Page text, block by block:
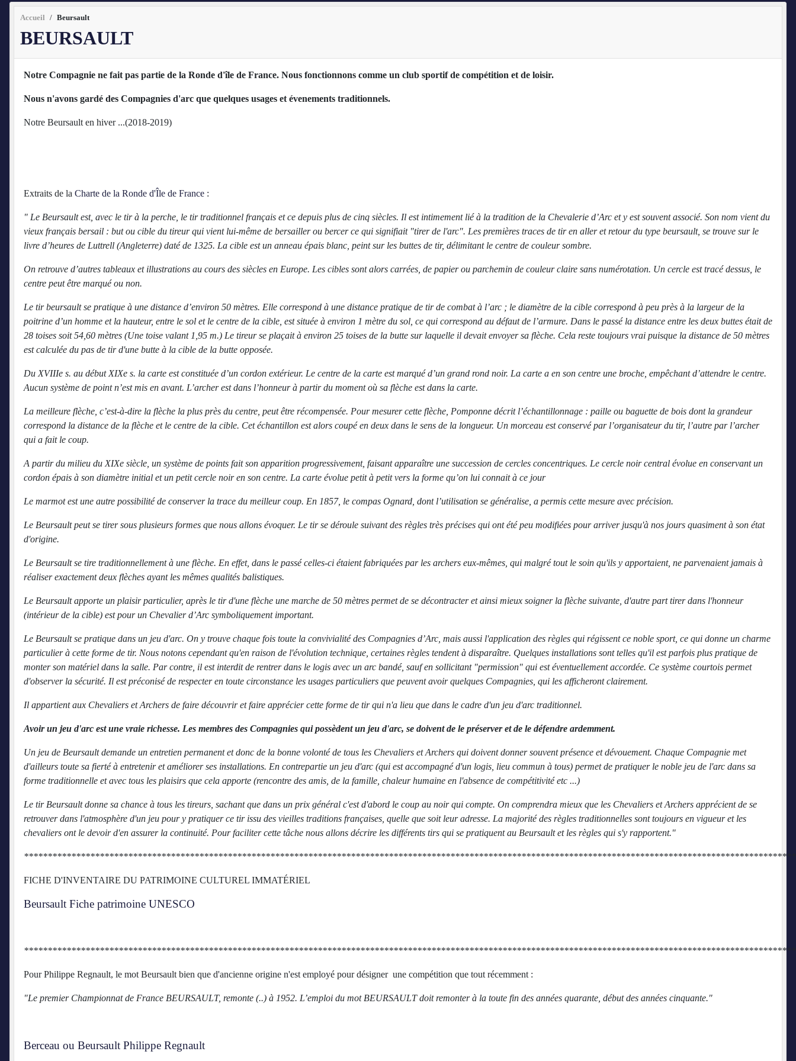
Accueil Beursault
BEURSAULT
Notre Compagnie ne fait pas partie de la Ronde d'île de France. Nous fonctionnons comme un club sportif de compétition et de loisir.
Nous n'avons gardé des Compagnies d'arc que quelques usages et évenements traditionnels.
Notre Beursault en hiver ...(2018-2019)
Extraits de la Charte de la Ronde d'Île de France :
" Le Beursault est, avec le tir à la perche, le tir traditionnel français et ce depuis plus de cinq siècles. Il est intimement lié à la tradition de la Chevalerie d’Arc et y est souvent associé. Son nom vient du
vieux français bersail : but ou cible du tireur qui vient lui-même de bersailler ou bercer ce qui signifiait "tirer de l'arc". Les premières traces de tir en aller et retour du type beursault, se trouve sur le
livre d’heures de Luttrell (Angleterre) daté de 1325. La cible est un anneau épais blanc, peint sur les buttes de tir, délimitant le centre de couleur sombre.
On retrouve d’autres tableaux et illustrations au cours des siècles en Europe. Les cibles sont alors carrées, de papier ou parchemin de couleur claire sans numérotation. Un cercle est tracé dessus, le
centre peut être marqué ou non.
Le tir beursault se pratique à une distance d’environ 50 mètres. Elle correspond à une distance pratique de tir de combat à l’arc ; le diamètre de la cible correspond à peu près à la largeur de la
poitrine d’un homme et la hauteur, entre le sol et le centre de la cible, est située à environ 1 mètre du sol, ce qui correspond au défaut de l’armure. Dans le passé la distance entre les deux buttes était de
28 toises soit 54,60 mètres (Une toise valant 1,95 m.) Le tireur se plaçait à environ 25 toises de la butte sur laquelle il devait envoyer sa flèche. Cela reste toujours vrai puisque la distance de 50 mètres
est calculée du pas de tir d'une butte à la cible de la butte opposée.
Du XVIIIe s. au début XIXe s. la carte est constituée d’un cordon extérieur. Le centre de la carte est marqué d’un grand rond noir. La carte a en son centre une broche, empêchant d’attendre le centre.
Aucun système de point n’est mis en avant. L’archer est dans l’honneur à partir du moment où sa flèche est dans la carte.
La meilleure flèche, c’est-à-dire la flèche la plus près du centre, peut être récompensée. Pour mesurer cette flèche, Pomponne décrit l’échantillonnage : paille ou baguette de bois dont la grandeur
correspond la distance de la flèche et le centre de la cible. Cet échantillon est alors coupé en deux dans le sens de la longueur. Un morceau est conservé par l’organisateur du tir, l’autre par l’archer
qui a fait le coup.
A partir du milieu du XIXe siècle, un système de points fait son apparition progressivement, faisant apparaître une succession de cercles concentriques. Le cercle noir central évolue en conservant un
cordon épais à son diamètre initial et un petit cercle noir en son centre. La carte évolue petit à petit vers la forme qu’on lui connait à ce jour
Le marmot est une autre possibilité de conserver la trace du meilleur coup. En 1857, le compas Ognard, dont l’utilisation se généralise, a permis cette mesure avec précision.
Le Beursault peut se tirer sous plusieurs formes que nous allons évoquer. Le tir se déroule suivant des règles très précises qui ont été peu modifiées pour arriver jusqu'à nos jours quasiment à son état
d'origine.
Le Beursault se tire traditionnellement à une flèche. En effet, dans le passé celles-ci étaient fabriquées par les archers eux-mêmes, qui malgré tout le soin qu'ils y apportaient, ne parvenaient jamais à
réaliser exactement deux flèches ayant les mêmes qualités balistiques.
Le Beursault apporte un plaisir particulier, après le tir d'une flèche une marche de 50 mètres permet de se décontracter et ainsi mieux soigner la flèche suivante, d'autre part tirer dans l'honneur
(intérieur de la cible) est pour un Chevalier d’Arc symboliquement important.
Le Beursault se pratique dans un jeu d'arc. On y trouve chaque fois toute la convivialité des Compagnies d’Arc, mais aussi l'application des règles qui régissent ce noble sport, ce qui donne un charme
particulier à cette forme de tir. Nous notons cependant qu'en raison de l'évolution technique, certaines règles tendent à disparaître. Quelques installations sont telles qu'il est parfois plus pratique de
monter son matériel dans la salle. Par contre, il est interdit de rentrer dans le logis avec un arc bandé, sauf en sollicitant "permission" qui est éventuellement accordée. Ce système courtois permet
d'observer la sécurité. Il est préconisé de respecter en toute circonstance les usages particuliers que peuvent avoir quelques Compagnies, qui les afficheront clairement.
Il appartient aux Chevaliers et Archers de faire découvrir et faire apprécier cette forme de tir qui n'a lieu que dans le cadre d'un jeu d'arc traditionnel.
Avoir un jeu d'arc est une vraie richesse. Les membres des Compagnies qui possèdent un jeu d'arc, se doivent de le préserver et de le défendre ardemment.
Un jeu de Beursault demande un entretien permanent et donc de la bonne volonté de tous les Chevaliers et Archers qui doivent donner souvent présence et dévouement. Chaque Compagnie met
d'ailleurs toute sa fierté à entretenir et améliorer ses installations. En contrepartie un jeu d'arc (qui est accompagné d'un logis, lieu commun à tous) permet de pratiquer le noble jeu de l'arc dans sa
forme traditionnelle et avec tous les plaisirs que cela apporte (rencontre des amis, de la famille, chaleur humaine en l'absence de compétitivité etc ...)
Le tir Beursault donne sa chance à tous les tireurs, sachant que dans un prix général c'est d'abord le coup au noir qui compte. On comprendra mieux que les Chevaliers et Archers apprécient de se
retrouver dans l'atmosphère d'un jeu pour y pratiquer ce tir issu des vieilles traditions françaises, quelle que soit leur adresse. La majorité des règles traditionnelles sont toujours en vigueur et les
chevaliers ont le devoir d'en assurer la continuité. Pour faciliter cette tâche nous allons décrire les différents tirs qui se pratiquent au Beursault et les règles qui s'y rapportent."
FICHE D'INVENTAIRE DU PATRIMOINE CULTUREL IMMATÉRIEL
Beursault Fiche patrimoine UNESCO
Pour Philippe Regnault, le mot Beursault bien que d'ancienne origine n'est employé pour désigner une compétition que tout récemment :
"Le premier Championnat de France BEURSAULT, remonte (..) à 1952. L’emploi du mot BEURSAULT doit remonter à la toute fin des années quarante, début des années cinquante."
Berceau ou Beursault Philippe Regnault